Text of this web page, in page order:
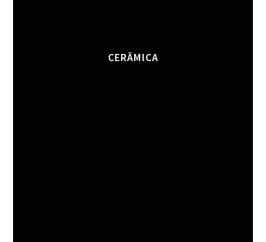
CERÂMICA